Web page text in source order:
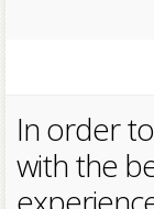
In order
with the